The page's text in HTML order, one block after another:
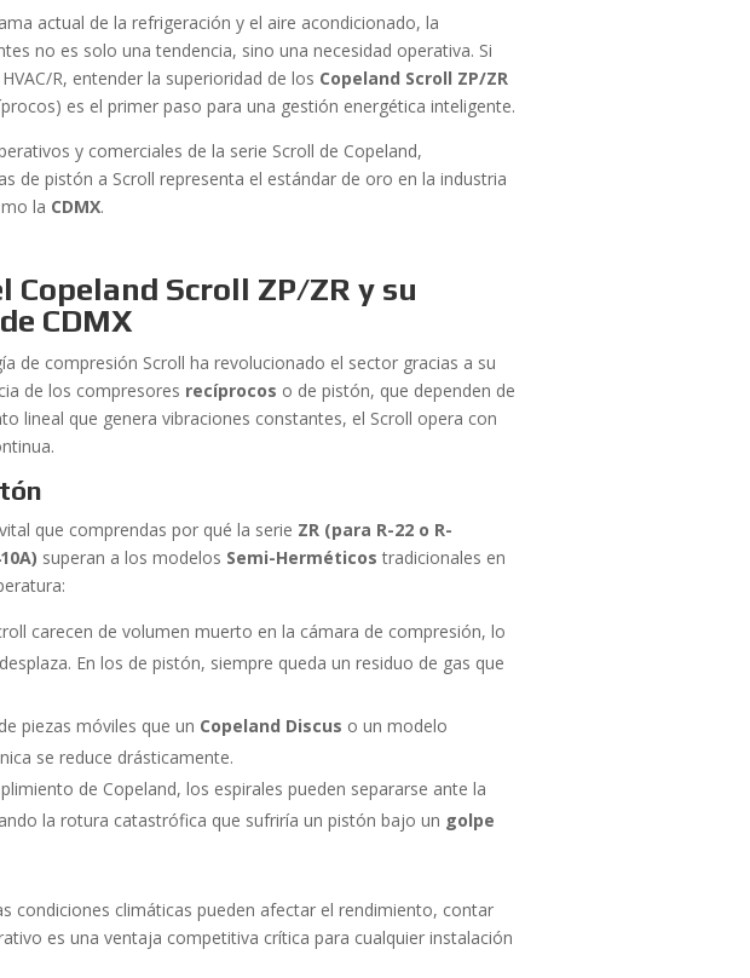
actual de la refrigeración y el aire acondicionado, la
no es solo una tendencia, sino una necesidad operativa. Si
R, entender la superioridad de los Copeland Scroll ZP/ZR
es el primer paso para una gestión energética inteligente.
y comerciales de la serie Scroll de Copeland,
de pistón a Scroll representa el estándar de oro en la industria
la CDMX.
Copeland Scroll ZP/ZR y su
CDMX
de compresión Scroll ha revolucionado el sector gracias a su
de los compresores recíprocos o de pistón, que dependen de
lineal que genera vibraciones constantes, el Scroll opera con
que comprendas por qué la serie ZR (para R-22 o R-
superan a los modelos Semi-Herméticos tradicionales en
carecen de volumen muerto en la cámara de compresión, lo
En los de pistón, siempre queda un residuo de gas que
piezas móviles que un Copeland Discus o un modelo
se reduce drásticamente.
de Copeland, los espirales pueden separarse ante la
la rotura catastrófica que sufriría un pistón bajo un golpe
condiciones climáticas pueden afectar el rendimiento, contar
es una ventaja competitiva crítica para cualquier instalación